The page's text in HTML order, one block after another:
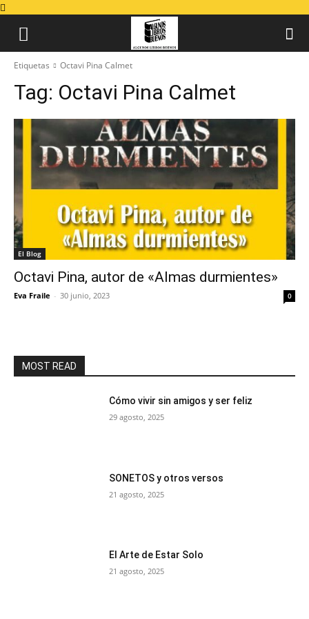
Etiquetas Octavi Pina Calmet
Tag: Octavi Pina Calmet
El Blog
Octavi Pina, autor de «Almas durmientes»
Eva Fraile - 30 junio, 2023 0
MOST READ
Cómo vivir sin amigos y ser feliz
29 agosto, 2025
SONETOS y otros versos
21 agosto, 2025
El Arte de Estar Solo
21 agosto, 2025